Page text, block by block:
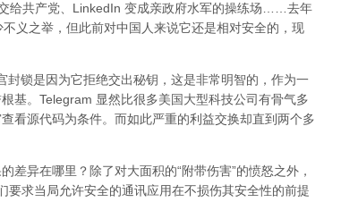
给共产党、LinkedIn 变成亲政府水军的操练场……去年
义之举，但此前对中国人来说它还是相对安全的，现
锁是因为它拒绝交出秘钥，这是非常明智的，作为一
基。Telegram 显然比很多美国大型科技公司有骨气多
看源代码为条件。而如此严重的利益交换却直到两个多
异在哪里？除了对大面积的“附带伤害”的愤怒之外，
求当局允许安全的通讯应用在不损伤其安全性的前提